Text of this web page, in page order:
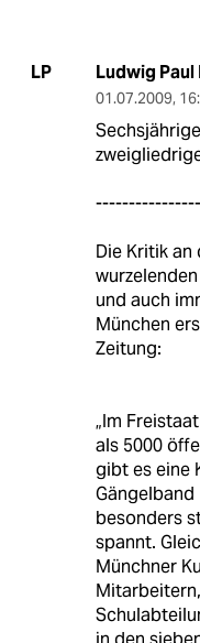
LP Ludwig
01.07.2009,
Die Kritik an
und auch
München
Zeitung:
„Im
als 5000
gibt es eine
Gängelband
besonders
spannt.
Münchner